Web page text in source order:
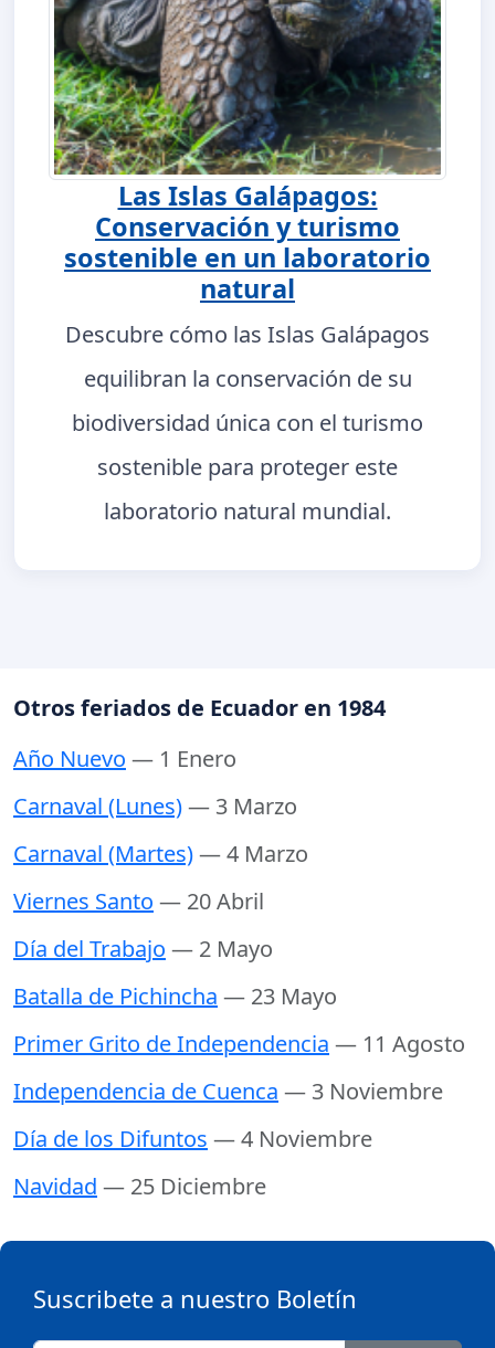
Las Islas Galápagos:
Conservación y turismo
sostenible en un laboratorio
natural
Descubre cómo las Islas Galápagos
equilibran la conservación de su
biodiversidad única con el turismo
sostenible para proteger este
laboratorio natural mundial.
Otros feriados de Ecuador en 1984
Año Nuevo — 1 Enero
Carnaval (Lunes)— 3 Marzo
Carnaval (Martes)— 4 Marzo
Viernes Santo — 20 Abril
Día del Trabajo — 2 Mayo
Batalla de Pichincha — 23 Mayo
Primer Grito de Independencia — 11 Agosto
Independencia de Cuenca — 3 Noviembre
Día de los Difuntos — 4 Noviembre
Navidad — 25 Diciembre
Suscribete a nuestro Boletín